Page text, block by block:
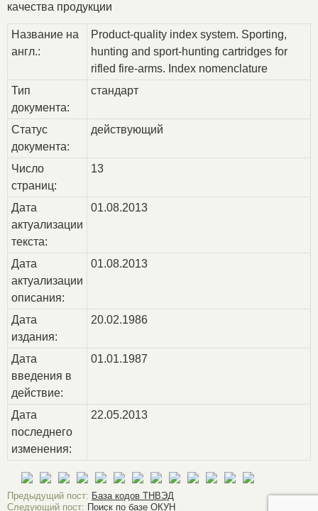
качества продукции
Название на
англ.:
Product-quality index system. Sporting,
hunting and sport-hunting cartridges for
rifled fire-arms. Index nomenclature
Тип
документа:
стандарт
Статус
документа:
действующий
Число
страниц:
13
Дата
актуализации
текста:
01.08.2013
Дата
актуализации
описания:
01.08.2013
Дата
издания:
20.02.1986
Дата
введения в
действие:
01.01.1987
Дата
последнего
изменения:
22.05.2013
Предыдущий пост: База кодов ТНВЭД
Следующий пост: Поиск по базе ОКУН